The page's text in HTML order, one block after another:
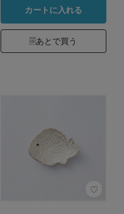
カートに入れる
あとで買う